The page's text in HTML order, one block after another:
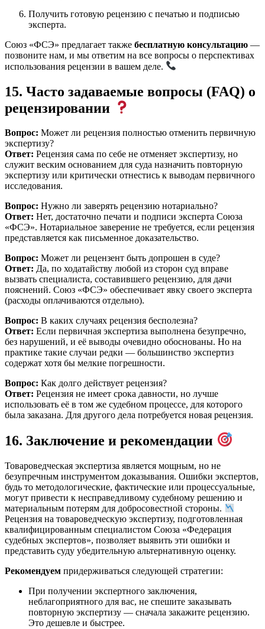
Получить готовую рецензию с печатью и подписью
эксперта.
Союз «ФСЭ» предлагает также бесплатную консультацию —
позвоните нам, и мы ответим на все вопросы о перспективах
использования рецензии в вашем деле.
15. Часто задаваемые вопросы (FAQ) о
рецензировании
Вопрос: Может ли рецензия полностью отменить первичную
экспертизу?
Ответ: Рецензия сама по себе не отменяет экспертизу, но
служит веским основанием для суда назначить повторную
экспертизу или критически отнестись к выводам первичного
исследования.
Вопрос: Нужно ли заверять рецензию нотариально?
Ответ: Нет, достаточно печати и подписи эксперта Союза
«ФСЭ». Нотариальное заверение не требуется, если рецензия
представляется как письменное доказательство.
Вопрос: Может ли рецензент быть допрошен в суде?
Ответ: Да, по ходатайству любой из сторон суд вправе
вызвать специалиста, составившего рецензию, для дачи
пояснений. Союз «ФСЭ» обеспечивает явку своего эксперта
(расходы оплачиваются отдельно).
Вопрос: В каких случаях рецензия бесполезна?
Ответ: Если первичная экспертиза выполнена безупречно,
без нарушений, и её выводы очевидно обоснованы. Но на
практике такие случаи редки — большинство экспертиз
содержат хотя бы мелкие погрешности.
Вопрос: Как долго действует рецензия?
Ответ: Рецензия не имеет срока давности, но лучше
использовать её в том же судебном процессе, для которого
была заказана. Для другого дела потребуется новая рецензия.
16. Заключение и рекомендации
Товароведческая экспертиза является мощным, но не
безупречным инструментом доказывания. Ошибки экспертов,
будь то методологические, фактические или процессуальные,
могут привести к несправедливому судебному решению и
материальным потерям для добросовестной стороны.
Рецензия на товароведческую экспертизу, подготовленная
квалифицированным специалистом Союза «Федерация
судебных экспертов», позволяет выявить эти ошибки и
представить суду убедительную альтернативную оценку.
Рекомендуем придерживаться следующей стратегии:
При получении экспертного заключения,
неблагоприятного для вас, не спешите заказывать
повторную экспертизу — сначала закажите рецензию.
Это дешевле и быстрее.